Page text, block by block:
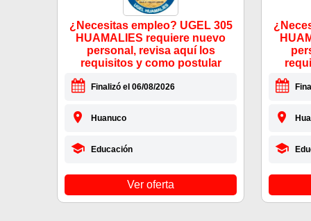
¿Necesitas empleo? UGEL 305
HUAMALIES requiere nuevo
personal, revisa aquí los
requisitos y como postular
Finalizó el 06/08/2026
Huanuco
Educación
Ver oferta